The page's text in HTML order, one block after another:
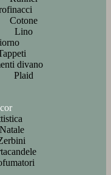
Cotone
Lino
divano
Plaid
Natale